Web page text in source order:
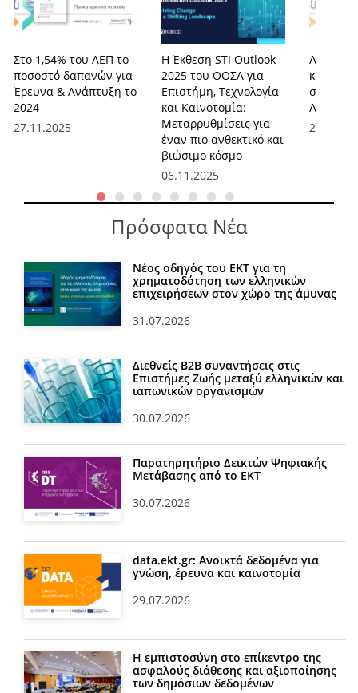
Στο 1,54% του ΑΕΠ το
ποσοστό δαπανών για
Έρευνα & Ανάπτυξη το
2024
27.11.2025
Η Έκθεση STI Outlook
2025 του ΟΟΣΑ για
Επιστήμη, Τεχνολογία
και Καινοτομία:
Μεταρρυθμίσεις για
έναν πιο ανθεκτικό και
βιώσιμο κόσμο
06.11.2025
Αύξηση
και
στην
Πρόσφατα Νέα
Νέος οδηγός του ΕΚΤ για τη
χρηματοδότηση των ελληνικών
επιχειρήσεων στον χώρο της άμυνας
31.07.2026
Διεθνείς Β2Β συναντήσεις στις
Επιστήμες Ζωής μεταξύ ελληνικών και
ιαπωνικών οργανισμών
30.07.2026
Παρατηρητήριο Δεικτών Ψηφιακής
Μετάβασης από το ΕΚΤ
30.07.2026
data.ekt.gr: Ανοικτά δεδομένα για
γνώση, έρευνα και καινοτομία
29.07.2026
Η εμπιστοσύνη στο επίκεντρο της
ασφαλούς διάθεσης και αξιοποίησης
των δημόσιων δεδομένων